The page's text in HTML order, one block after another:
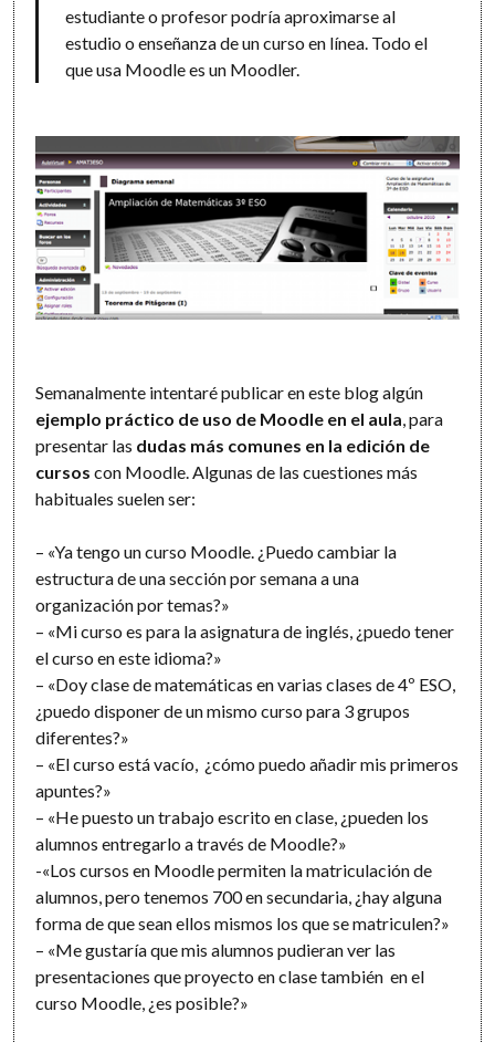
estudiante o profesor podría aproximarse al
estudio o enseñanza de un curso en línea. Todo el
que usa Moodle es un Moodler.
Semanalmente intentaré publicar en este blog algún
ejemplo práctico de uso de Moodle en el aula, para
presentar las dudas más comunes en la edición de
cursos con Moodle. Algunas de las cuestiones más
habituales suelen ser:
– «Ya tengo un curso Moodle. ¿Puedo cambiar la
estructura de una sección por semana a una
organización por temas?»
– «Mi curso es para la asignatura de inglés, ¿puedo tener
el curso en este idioma?»
– «Doy clase de matemáticas en varias clases de 4º ESO,
¿puedo disponer de un mismo curso para 3 grupos
diferentes?»
– «El curso está vacío, ¿cómo puedo añadir mis primeros
apuntes?»
– «He puesto un trabajo escrito en clase, ¿pueden los
alumnos entregarlo a través de Moodle?»
-«Los cursos en Moodle permiten la matriculación de
alumnos, pero tenemos 700 en secundaria, ¿hay alguna
forma de que sean ellos mismos los que se matriculen?»
– «Me gustaría que mis alumnos pudieran ver las
presentaciones que proyecto en clase también en el
curso Moodle, ¿es posible?»